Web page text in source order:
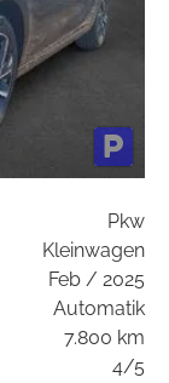
Pkw
Kleinwagen
Feb / 2025
Automatik
7.800 km
4/5